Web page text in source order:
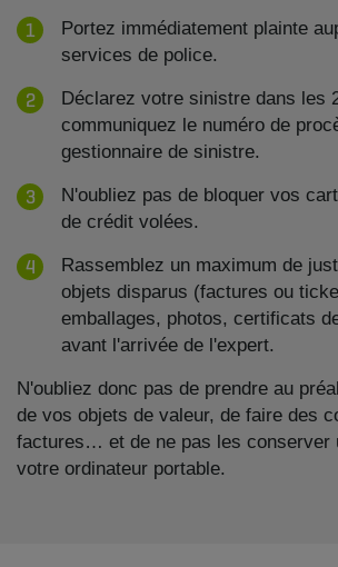
Portez immédiatement plainte
services de police.
Déclarez votre sinistre dans les
communiquez le numéro de
gestionnaire de sinistre.
N'oubliez pas de bloquer vos
de crédit volées.
Rassemblez un maximum de
objets disparus (factures ou
emballages, photos, certificats
avant l'arrivée de l'expert.
N'oubliez donc pas de prendre au
de vos objets de valeur, de faire des
factures… et de ne pas les conserver
votre ordinateur portable.